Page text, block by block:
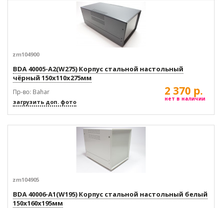
zm104900
BDA 40005-A2(W275) Корпус стальной настольный
чёрный 150x110x275мм
Пр-во: Bahar
загрузить доп. фото
2 370 р.
нет в наличии
zm104905
BDA 40006-A1(W195) Корпус стальной настольный белый
150x160x195мм